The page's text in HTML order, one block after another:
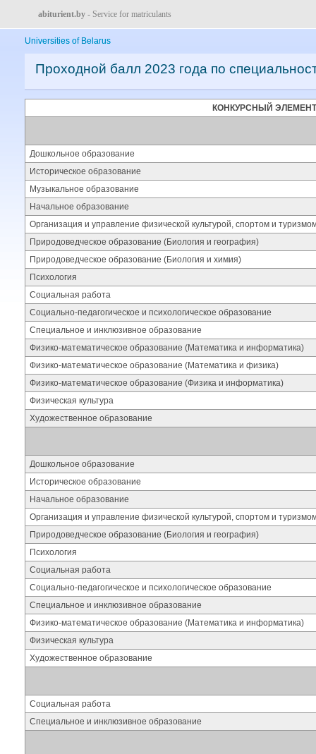
abiturient.by - Service for matriculants
Universities of Belarus
Проходной балл 2023 года по
КОНКУРСНЫЙ ЭЛЕМЕНТ
Дошкольное образование
Историческое образование
Музыкальное образование
Начальное образование
Организация и управление физической культурой, спортом и
Природоведческое образование (Биология и география)
Природоведческое образование (Биология и химия)
Психология
Социальная работа
Социально-педагогическое и психологическое образование
Специальное и инклюзивное образование
Физико-математическое образование (Математика и информатика)
Физико-математическое образование (Математика и физика)
Физико-математическое образование (Физика и информатика)
Физическая культура
Художественное образование
Дошкольное образование
Историческое образование
Начальное образование
Организация и управление физической культурой, спортом и
Природоведческое образование (Биология и география)
Психология
Социальная работа
Социально-педагогическое и психологическое образование
Специальное и инклюзивное образование
Физико-математическое образование (Математика и информатика)
Физическая культура
Художественное образование
Социальная работа
Специальное и инклюзивное образование